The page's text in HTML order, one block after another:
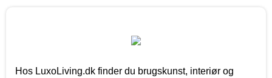
Hos LuxoLiving.dk finder du brugskunst, interiør og